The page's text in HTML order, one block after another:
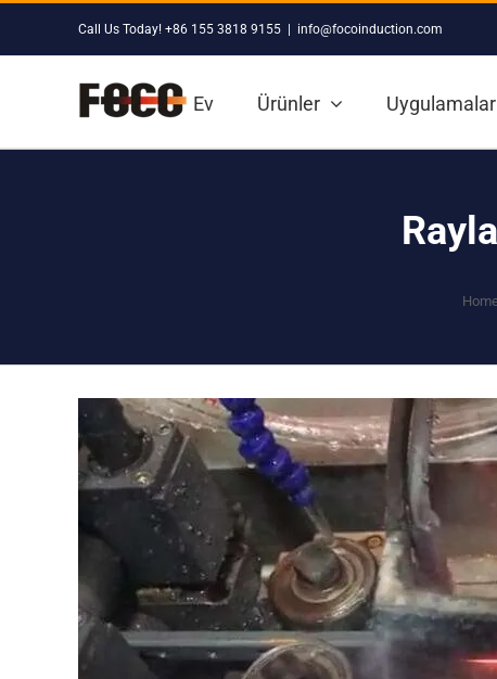
Call Us Today! +86 155 3818 9155 info@focoinduction.com
Ev Ürünler Uygulamalar